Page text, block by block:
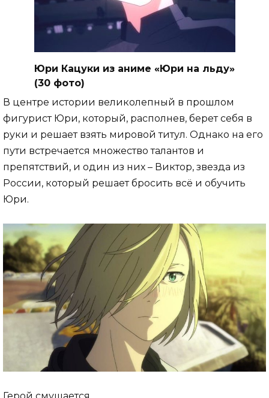
Юри Кацуки из аниме «Юри на льду»
(30 фото)
В центре истории великолепный в прошлом
фигурист Юри, который, располнев, берет себя в
руки и решает взять мировой титул. Однако на его
пути встречается множество талантов и
препятствий, и один из них – Виктор, звезда из
России, который решает бросить всё и обучить
Юри.